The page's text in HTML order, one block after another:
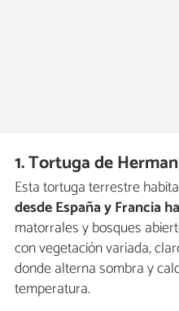
1. Tortuga de
Esta tortuga terrestre
desde España y Francia
matorrales y bosques
con vegetación variada,
donde alterna sombra y
temperatura.